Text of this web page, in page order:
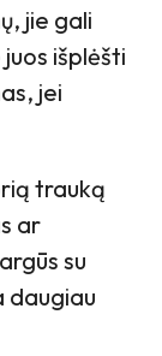
jie gali
išplėšti
jei
trauką
ar
su
daugiau